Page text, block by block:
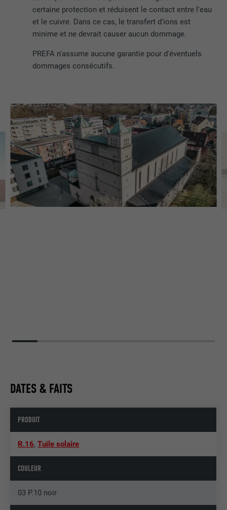
certaine protection et réduisent le contact entre l'eau
et le cuivre. Dans ce cas, le transfert d'ions est
minime et ne devrait causer aucun dommage.
PREFA n'assume aucune garantie pour d'éventuels
dommages consécutifs.
DATES & FAITS
PRODUIT
R.16,Tuile solaire
COULEUR
03 P.10 noir